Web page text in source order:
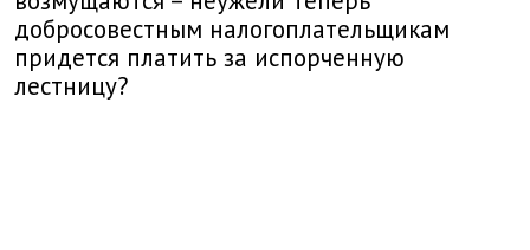
добросовестным налогоплательщикам
придется платить за испорченную
лестницу?